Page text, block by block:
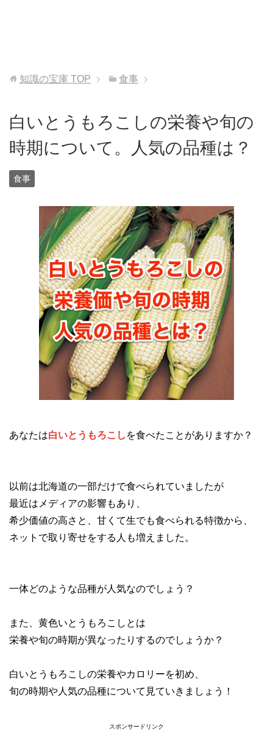
知識の宝庫 TOP 食事
白いとうもろこしの栄養や旬の
時期について。人気の品種は？
食事
あなたは白いとうもろこし を食べたことがありますか？
以前は北海道の一部だけで食べられていましたが
最近はメディアの影響もあり、
希少価値の高さと、甘くて生でも食べられる特徴から、
ネットで取り寄せをする人も増えました。
一体どのような品種が人気なのでしょう？
また、黄色いとうもろこしとは
栄養や旬の時期が異なったりするのでしょうか？
白いとうもろこしの栄養やカロリーを初め、
旬の時期や人気の品種について見ていきましょう！
スポンサードリンク